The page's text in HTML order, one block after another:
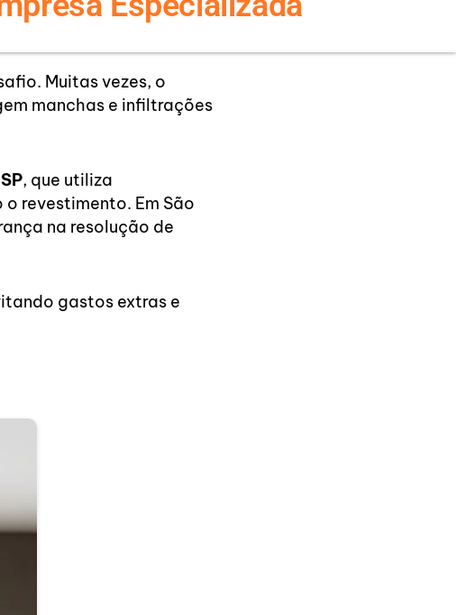
Muitas vezes, o
manchas e infiltrações
, que utiliza
revestimento. Em São
na resolução de
gastos extras e